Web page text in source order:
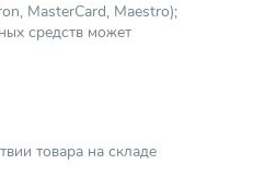
MasterCard, Maestro);
средств может
товара на складе